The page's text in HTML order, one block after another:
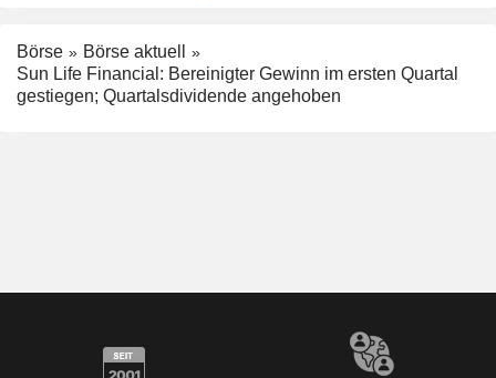
Börse
Börse aktuell
Sun Life Financial: Bereinigter Gewinn im ersten Quartal
gestiegen; Quartalsdividende angehoben